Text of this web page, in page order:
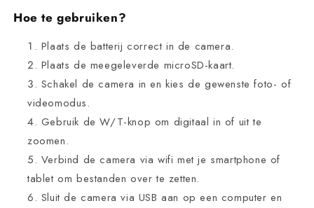
Hoe te gebruiken?
Plaats de batterij correct in de camera.
Plaats de meegeleverde microSD-kaart.
Schakel de camera in en kies de gewenste foto- of
videomodus.
Gebruik de W/T-knop om digitaal in of uit te
zoomen.
Verbind de camera via wifi met je smartphone of
tablet om bestanden over te zetten.
Sluit de camera via USB aan op een computer en